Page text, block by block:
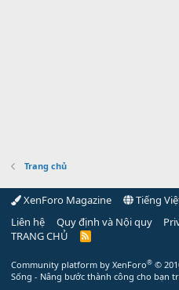
Trang chủ
XenForo Magazine
Tiếng
Liên hệ
Quy định và Nội quy
TRANG CHỦ
R
Community platform by XenForo® ©
Sống - Nâng bước thành công cho bạn